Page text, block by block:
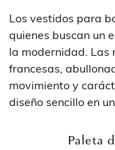
Los vestidos para
quienes buscan un
la modernidad. Las
francesas,
movimiento y
diseño sencillo en
Paleta